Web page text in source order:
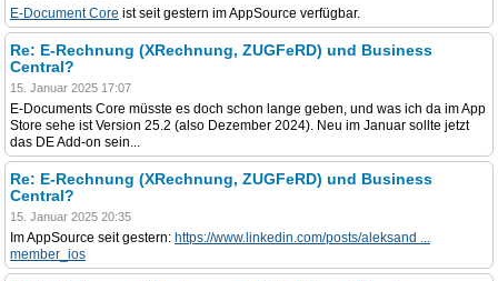
E-Document Core ist seit gestern im AppSource verfügbar.
Re: E-Rechnung (XRechnung, ZUGFeRD) und Business
Central?
15. Januar 2025 17:07
E-Documents Core müsste es doch schon lange geben, und was ich da im App
Store sehe ist Version 25.2 (also Dezember 2024). Neu im Januar sollte jetzt
das DE Add-on sein...
Re: E-Rechnung (XRechnung, ZUGFeRD) und Business
Central?
15. Januar 2025 20:35
Im AppSource seit gestern: https://www.linkedin.com/posts/aleksand ...
member_ios